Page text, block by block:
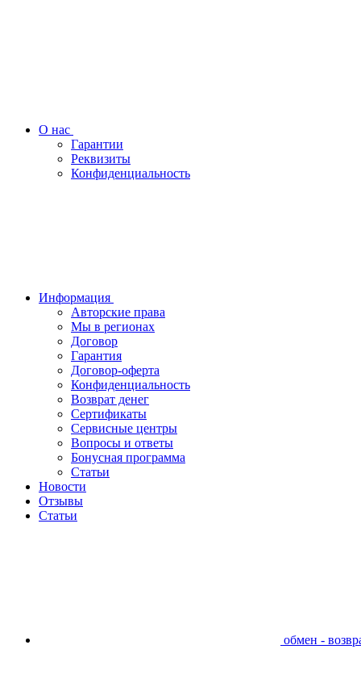
О нас
Гарантии
Реквизиты
Конфиденциальность
Информация
Авторские права
Мы в регионах
Договор
Гарантия
Договор-оферта
Конфиденциальность
Возврат денег
Сертификаты
Сервисные центры
Вопросы и ответы
Бонусная программа
Статьи
Новости
Отзывы
Статьи
обмен -